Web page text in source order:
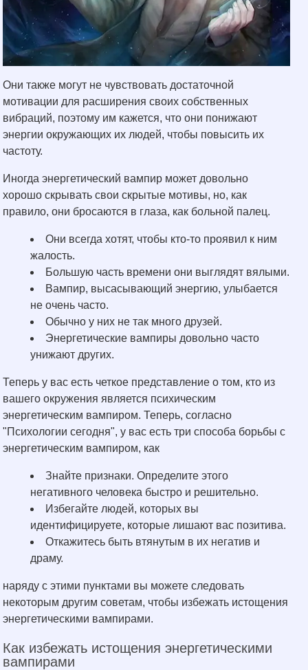
Они также могут не чувствовать достаточной
мотивации для расширения своих собственных
вибраций, поэтому им кажется, что они понижают
энергии окружающих их людей, чтобы повысить их
частоту.
Иногда энергетический вампир может довольно
хорошо скрывать свои скрытые мотивы, но, как
правило, они бросаются в глаза, как больной палец.
Они всегда хотят, чтобы кто-то проявил к ним
жалость.
Большую часть времени они выглядят вялыми.
Вампир, высасывающий энергию, улыбается
не очень часто.
Обычно у них не так много друзей.
Энергетические вампиры довольно часто
унижают других.
Теперь у вас есть четкое представление о том, кто из
вашего окружения является психическим
энергетическим вампиром. Теперь, согласно
"Психологии сегодня", у вас есть три способа борьбы с
энергетическим вампиром, как
Знайте признаки. Определите этого
негативного человека быстро и решительно.
Избегайте людей, которых вы
идентифицируете, которые лишают вас позитива.
Откажитесь быть втянутым в их негатив и
драму.
наряду с этими пунктами вы можете следовать
некоторым другим советам, чтобы избежать истощения
энергетическими вампирами.
Как избежать истощения энергетическими
вампирами